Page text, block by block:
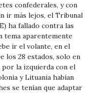
confederales, y con
ir más lejos, el Tribunal
ha fallado contra las
tema aparentemente
ir el volante, en el
los 28 estados, solo en
por la izquierda con el
y Lituania habían
se tenían que adaptar